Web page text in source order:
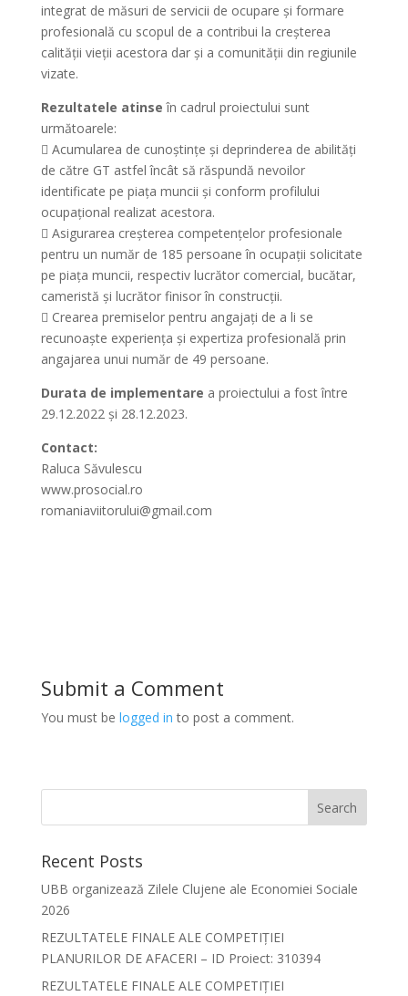
integrat de măsuri de servicii de ocupare și formare
profesională cu scopul de a contribui la creșterea
calității vieții acestora dar și a comunității din regiunile
vizate.
Rezultatele atinse în cadrul proiectului sunt
următoarele:
 Acumularea de cunoștințe și deprinderea de abilități
de către GT astfel încât să răspundă nevoilor
identificate pe piața muncii și conform profilului
ocupațional realizat acestora.
 Asigurarea creșterea competențelor profesionale
pentru un număr de 185 persoane în ocupații solicitate
pe piața muncii, respectiv lucrător comercial, bucătar,
cameristă și lucrător finisor în construcții.
 Crearea premiselor pentru angajați de a li se
recunoaște experiența și expertiza profesională prin
angajarea unui număr de 49 persoane.
Durata de implementare a proiectului a fost între
29.12.2022 și 28.12.2023.
Contact:
Raluca Săvulescu
www.prosocial.ro
romaniaviitorului@gmail.com
Submit a Comment
You must be logged in to post a comment.
Recent Posts
UBB organizează Zilele Clujene ale Economiei Sociale
2026
REZULTATELE FINALE ALE COMPETIȚIEI
PLANURILOR DE AFACERI – ID Proiect: 310394
REZULTATELE FINALE ALE COMPETIȚIEI